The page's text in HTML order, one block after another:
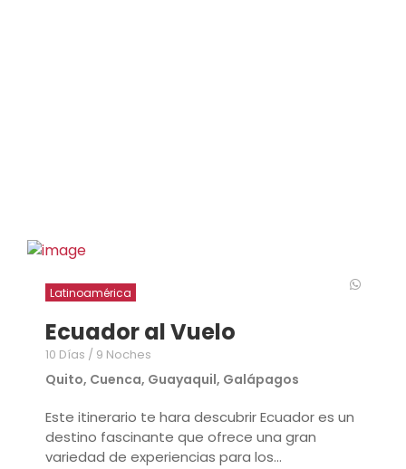
Latinoamérica
Ecuador al Vuelo
10 Días / 9 Noches
Quito, Cuenca, Guayaquil, Galápagos
Este itinerario te hara descubrir Ecuador es un
destino fascinante que ofrece una gran
variedad de experiencias para los...